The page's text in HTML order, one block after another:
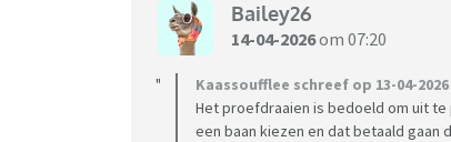
Bailey26
14-04-2026om 07:20
Kaassoufflee schreef op 13-04-2026
Het proefdraaien is bedoeld om uit
een baan kiezen en dat betaald gaan